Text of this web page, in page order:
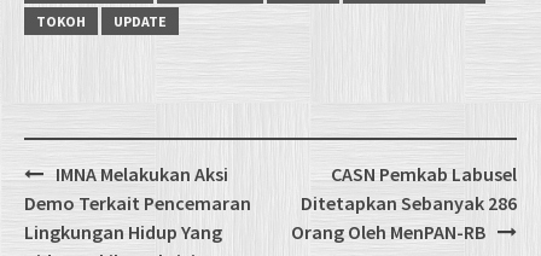
TOKOH
UPDATE
Post
navigation
IMNA Melakukan Aksi
Demo Terkait Pencemaran
Lingkungan Hidup Yang
CASN Pemkab Labusel
Ditetapkan Sebanyak 286
Orang Oleh MenPAN-RB